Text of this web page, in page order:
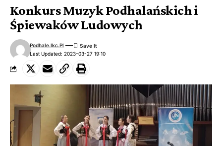
Konkurs Muzyk Podhalańskich i
Śpiewaków Ludowych
Last Updated: 2023-03-27 19:10
Podhale.ikc.pl